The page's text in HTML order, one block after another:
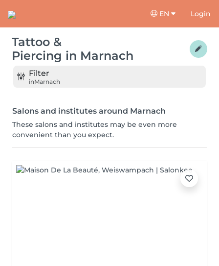
EN Login
Tattoo &
Piercing in Marnach
Filter
inMarnach
Salons and institutes around Marnach
These salons and institutes may be even more
convenient than you expect.